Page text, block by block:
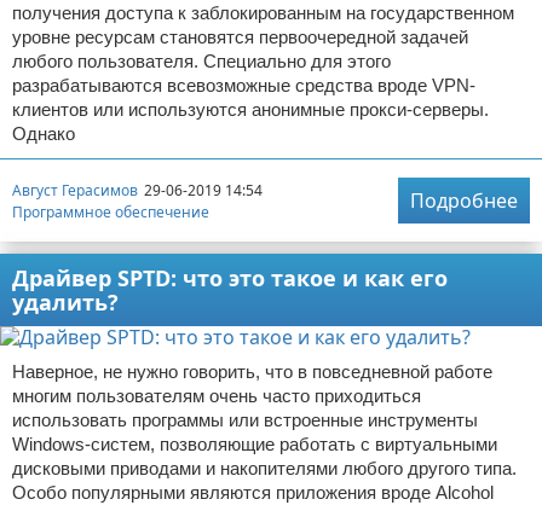
получения доступа к заблокированным на государственном
уровне ресурсам становятся первоочередной задачей
любого пользователя. Специально для этого
разрабатываются всевозможные средства вроде VPN-
клиентов или используются анонимные прокси-серверы.
Однако
Август Герасимов 29-06-2019 14:54
Программное обеспечение
Подробнее
Драйвер SPTD: что это такое и как его
удалить?
Наверное, не нужно говорить, что в повседневной работе
многим пользователям очень часто приходиться
использовать программы или встроенные инструменты
Windows-систем, позволяющие работать с виртуальными
дисковыми приводами и накопителями любого другого типа.
Особо популярными являются приложения вроде Alcohol